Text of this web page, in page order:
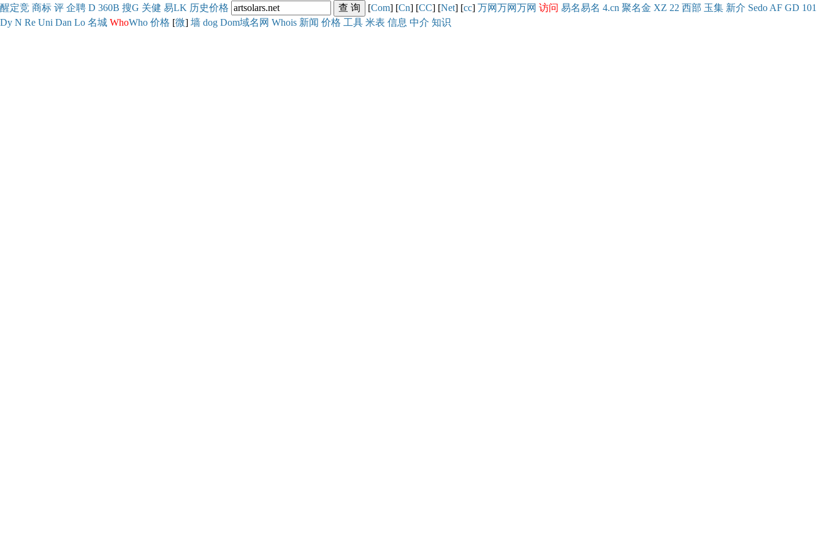
醒定竞 商标 评 企聘 D 360B 搜G 关健 易LK 历史价格 [Com] [Cn] [CC] [Net] [cc] 万网万网万网 访问 易名易名 4.cn 聚名金 XZ 22 西部 玉集 新介 Sedo AF GD 101
Dy N Re Uni Dan Lo 名城 WhoWho 价格 [微] 墙 dog Dom域名网 Whois 新闻 价格 工具 米表 信息 中介 知识